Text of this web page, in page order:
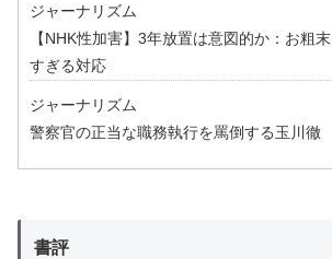
ジャーナリズム
【NHK性加害】3年放置は意図的か：お粗末
すぎる対応
ジャーナリズム
警察官の正当な職務執行を罵倒する玉川徹
書評